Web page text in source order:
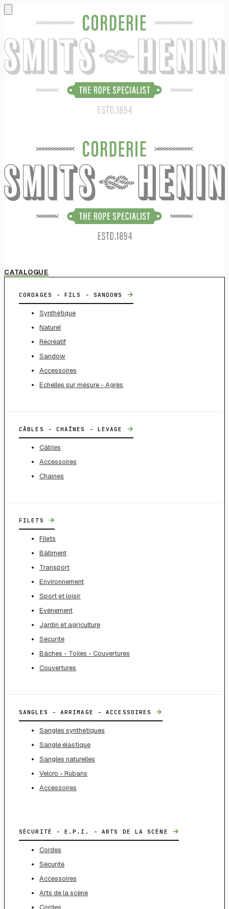
CATALOGUE
CORDAGES - FILS - SANDOWS →
Synthétique
Naturel
Récréatif
Sandow
Accessoires
Echelles sur mesure - Agrès
CÂBLES - CHAÎNES - LEVAGE →
Câbles
Accessoires
Chaines
FILETS →
Filets
Bâtiment
Transport
Environnement
Sport et loisir
Evénement
Jardin et agriculture
Sécurité
Bâches - Toiles - Couvertures
Couvertures
SANGLES - ARRIMAGE - ACCESSOIRES →
Sangles synthétiques
Sangle élastique
Sangles naturelles
Velcro - Rubans
Accessoires
SÉCURITÉ - E.P.I. - ARTS DE LA SCÈNE →
Cordes
Sécurité
Accessoires
Arts de la scène
Cordes